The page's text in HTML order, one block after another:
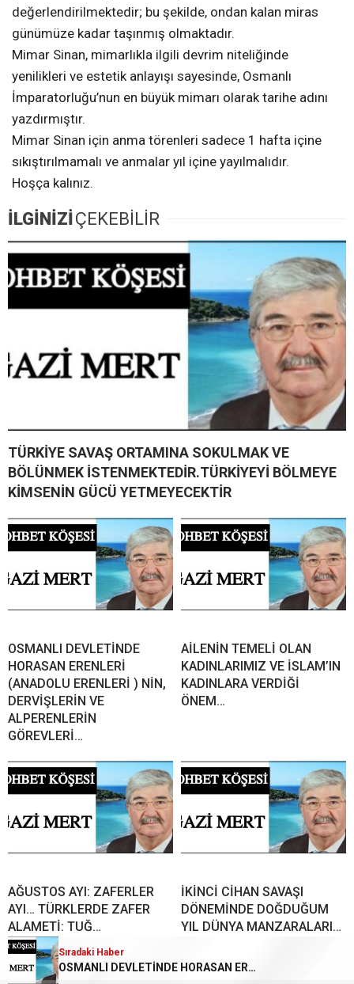
değerlendirilmektedir; bu şekilde, ondan kalan miras
günümüze kadar taşınmış olmaktadır.
Mimar Sinan, mimarlıkla ilgili devrim niteliğinde
yenilikleri ve estetik anlayışı sayesinde, Osmanlı
İmparatorluğu’nun en büyük mimarı olarak tarihe adını
yazdırmıştır.
Mimar Sinan için anma törenleri sadece 1 hafta içine
sıkıştırılmamalı ve anmalar yıl içine yayılmalıdır.
Hoşça kalınız.
İLGİNİZİÇEKEBİLİR
TÜRKİYE SAVAŞ ORTAMINA SOKULMAK VE
BÖLÜNMEK İSTENMEKTEDİR.TÜRKİYEYİ BÖLMEYE
KİMSENİN GÜCÜ YETMEYECEKTİR
OSMANLI DEVLETİNDE
HORASAN ERENLERİ
(ANADOLU ERENLERİ ) NİN,
DERVİŞLERİN VE
ALPERENLERİN
GÖREVLERİ…
AİLENİN TEMELİ OLAN
KADINLARIMIZ VE İSLAM’IN
KADINLARA VERDİĞİ
ÖNEM…
AĞUSTOS AYI: ZAFERLER
AYI… TÜRKLERDE ZAFER
ALAMETİ: TUĞ…
İKİNCİ CİHAN SAVAŞI
DÖNEMİNDE DOĞDUĞUM
YIL DÜNYA MANZARALARI…
Sıradaki Haber
OSMANLI DEVLETİNDE HORASAN ERENLERİ (ANADOLU ERENLERİ ) NİN, DERVİŞLERİN VE ALPERENLERİN GÖREVLERİ…